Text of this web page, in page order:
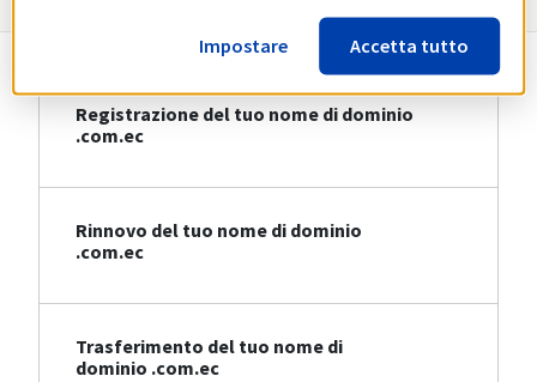
Registrazione del tuo nome di dominio
.com.ec
Rinnovo del tuo nome di dominio
.com.ec
Trasferimento del tuo nome di
dominio .com.ec
Impostare Accetta tutto